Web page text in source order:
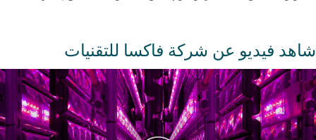
شاهد فيديو عن شركة فاكسا للتقنيات